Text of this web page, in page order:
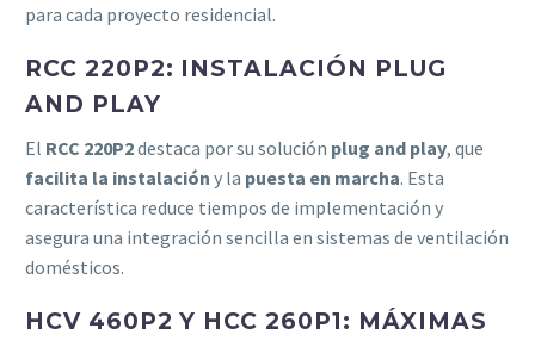
para cada proyecto residencial.
RCC 220P2: INSTALACIÓN PLUG
AND PLAY
El RCC 220P2destaca por su solución plug and play, que
facilita la instalación y la puesta en marcha. Esta
característica reduce tiempos de implementación y
asegura una integración sencilla en sistemas de ventilación
domésticos.
HCV 460P2 Y HCC 260P1: MÁXIMAS